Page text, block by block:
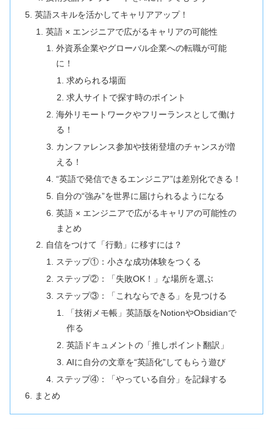
英語スキルを活かしてキャリアアップ！
英語 × エンジニアで広がるキャリアの可能性
外資系企業やグローバル企業への転職が可能
に！
求められる場面
求人サイトで探す時のポイント
海外リモートワークやフリーランスとして働け
る！
カンファレンス参加や技術登壇のチャンスが増
える！
“英語で発信できるエンジニア”は差別化できる！
自分の“強み”を世界に届けられるようになる
英語 × エンジニアで広がるキャリアの可能性の
まとめ
自信をつけて「行動」に移すには？
ステップ①：小さな成功体験をつくる
ステップ②：「失敗OK！」な場所を選ぶ
ステップ③：「これならできる」を見つける
「技術メモ帳」英語版をNotionやObsidianで
作る
英語ドキュメントの「推しポイント翻訳」
AIに自分の文章を“英語化”してもらう遊び
ステップ④：「やっている自分」を記録する
まとめ